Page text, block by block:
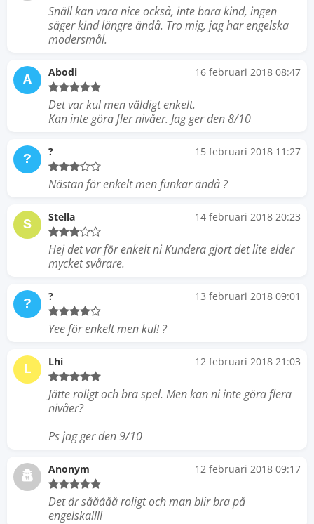
Snäll kan vara nice också, inte bara kind, ingen
säger kind längre ändå. Tro mig, jag har engelska
modersmål.
A Abodi 16 februari 2018 08:47
Det var kul men väldigt enkelt.
Kan inte göra fler nivåer. Jag ger den 8/10
? ? 15 februari 2018 11:27
Nästan för enkelt men funkar ändå ?
S Stella 14 februari 2018 20:23
Hej det var för enkelt ni Kundera gjort det lite elder
mycket svårare.
? ? 13 februari 2018 09:01
Yee för enkelt men kul! ?
L Lhi 12 februari 2018 21:03
Jätte roligt och bra spel. Men kan ni inte göra flera
nivåer?
Ps jag ger den 9/10
Anonym 12 februari 2018 09:17
Det är sååååå roligt och man blir bra på
engelska!!!!